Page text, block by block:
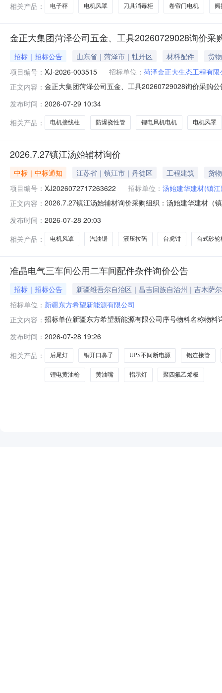
相关产品：
电子秤 电机风罩 刀具消毒柜 卷帘门电机 阀
金正大集团菏泽公司五金、工具20260729028询价采
招标｜招标公告 山东省｜菏泽市｜牡丹区 材料配件
货物
项目编号： XJ-2026-003515 招标单位： 菏泽金正大生态工程有限
正文内容： 金正大集团菏泽公司五金、工具20260729028询价采购
项目标名：金正大集团菏泽公司五金、工具
发布时间： 2026-07-29 10:34
相关产品：
电机接线柱 防爆挠性管 锂电风机电机 电机风罩
2026.7.27镇江汤始辅材询价
中标｜中标通知 江苏省｜镇江市｜丹徒区 工程建筑
货物
项目编号： XJ2026072717263622 招标单位： 汤始建华建材(镇
正文内容： 2026.7.27镇江汤始辅材询价采购组织：汤始建华建材（
数量无锡玖润承工业设备有限公司电机风罩*Y225个4.0
发布时间： 2026-07-28 20:03
相关产品：
电机风罩 汽油锯 液压拉码 台虎钳 台式砂轮
准晶电气三车间公用二车间配件杂件询价公告
招标｜招标公告
新疆维吾尔自治区｜昌吉回族自治州｜吉木萨
招标单位： 新疆东方希望新能源有限公司
正文内容： 招标单位新疆东方希望新能源有限公司序号物料名称物
个1800~2200N·m≤4500r/
发布时间： 2026-07-28 19:26
相关产品：
后尾灯 铜开口鼻子 UPS不间断电源 铝连接管
锂电黄油枪 黄油嘴 指示灯 聚四氟乙烯板